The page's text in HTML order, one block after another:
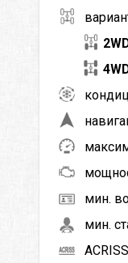
мин.
мин.